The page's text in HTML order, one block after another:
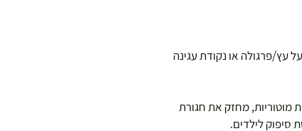
עץ/פרגולה או נקודת עגינה
מוטוריות, מחזק את חגורת
סיפוק לילדים.